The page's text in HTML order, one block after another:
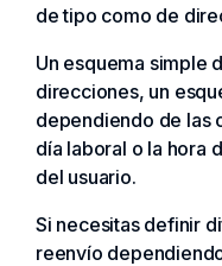
de tipo como de
Un esquema simple
direcciones, un
dependiendo de las
día laboral o la hora
del usuario.
Si necesitas definir
reenvío